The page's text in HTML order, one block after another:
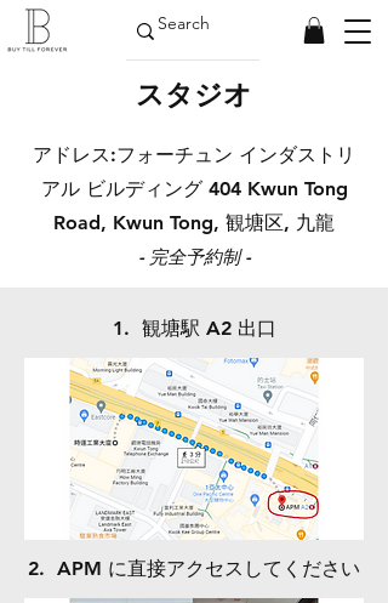
スタジオ
​アドレス:フォーチュン インダストリ
アル ビルディング 404 Kwun Tong
Road, Kwun Tong, 観塘区, 九龍
- 完全予約制 -
1. ​ 観塘駅 A2 出口
2. ​ APM に直接アクセスしてください